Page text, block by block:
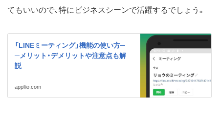
てもいいので、特にビジネスシーンで活躍するでしょう。
「LINEミーティング」機能の使い方─
─メリット・デメリットや注意点も解
説
appllio.com